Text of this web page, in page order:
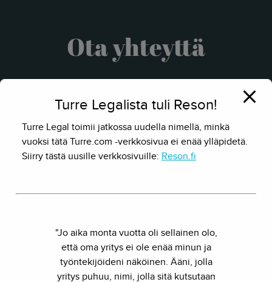
Ota yhteyttä
Turre Legalista tuli Reson!
Turre Legal toimii jatkossa uudella nimellä, minkä
vuoksi tätä Turre.com -verkkosivua ei enää ylläpidetä.
Siirry tästä uusille verkkosivuille: Reson.fi
"Jo aika monta vuotta oli sellainen olo,
että oma yritys ei ole enää minun ja
työntekijöideni näköinen. Ääni, jolla
yritys puhuu, nimi, jolla sitä kutsutaan